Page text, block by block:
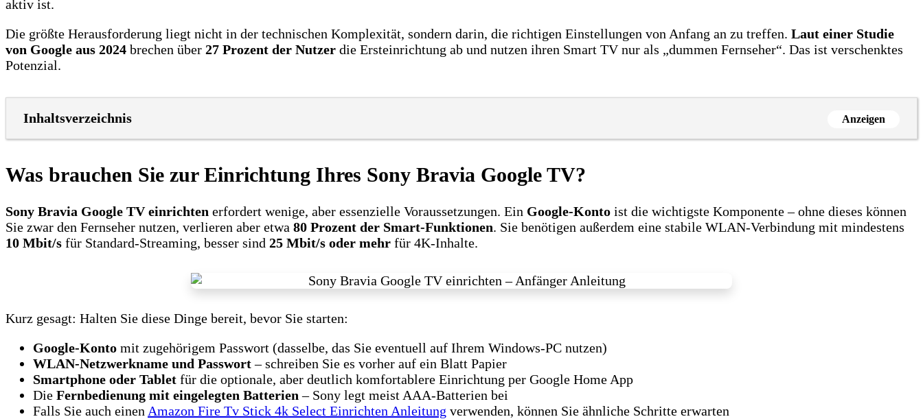
aktiv ist.
Die größte Herausforderung liegt nicht in der technischen Komplexität, sondern darin, die richtigen Einstellungen von Anfang an zu treffen. Laut einer Studie
von Google aus 2024 brechen über 27 Prozent der Nutzer die Ersteinrichtung ab und nutzen ihren Smart TV nur als „dummen Fernseher“. Das ist verschenktes
Potenzial.
Inhaltsverzeichnis Anzeigen
Was brauchen Sie zur Einrichtung Ihres Sony Bravia Google TV?
Sony Bravia Google TV einrichten erfordert wenige, aber essenzielle Voraussetzungen. Ein Google-Konto ist die wichtigste Komponente – ohne dieses können
Sie zwar den Fernseher nutzen, verlieren aber etwa 80 Prozent der Smart-Funktionen. Sie benötigen außerdem eine stabile WLAN-Verbindung mit mindestens
10 Mbit/s für Standard-Streaming, besser sind 25 Mbit/s oder mehr für 4K-Inhalte.
Kurz gesagt: Halten Sie diese Dinge bereit, bevor Sie starten:
Google-Konto mit zugehörigem Passwort (dasselbe, das Sie eventuell auf Ihrem Windows-PC nutzen)
WLAN-Netzwerkname und Passwort– schreiben Sie es vorher auf ein Blatt Papier
Smartphone oder Tablet für die optionale, aber deutlich komfortablere Einrichtung per Google Home App
Die Fernbedienung mit eingelegten Batterien – Sony legt meist AAA-Batterien bei
Falls Sie auch einen Amazon Fire Tv Stick 4k Select Einrichten Anleitung verwenden, können Sie ähnliche Schritte erwarten